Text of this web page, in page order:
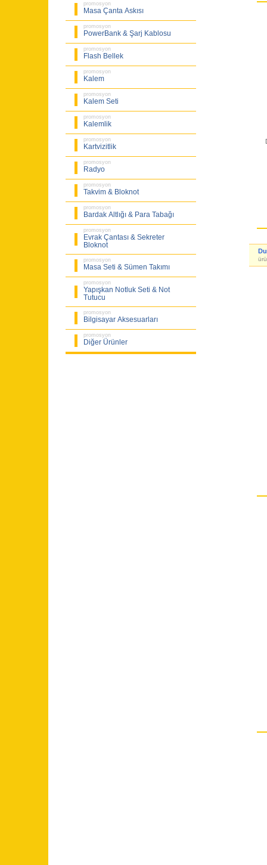
promosyon
Masa Çanta Askısı
promosyon
PowerBank & Şarj Kablosu
promosyon
Flash Bellek
promosyon
Kalem
promosyon
Kalem Seti
promosyon
Kalemlik
promosyon
Kartvizitlik
promosyon
Radyo
promosyon
Takvim & Bloknot
promosyon
Bardak Altlığı & Para Tabağı
promosyon
Evrak Çantası & Sekreter
Bloknot
promosyon
Masa Seti & Sümen Takımı
promosyon
Yapışkan Notluk Seti & Not
Tutucu
promosyon
Bilgisayar Aksesuarları
promosyon
Diğer Ürünler